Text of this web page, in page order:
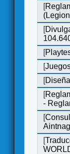
[
[
[
[
[
[
-
[
[